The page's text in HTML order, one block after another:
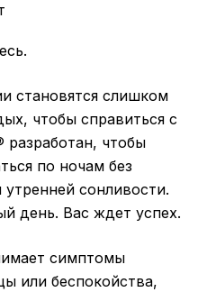
становятся слишком
чтобы справиться с
разработан, чтобы
по ночам без
сонливости.
день. Вас ждет успех.
симптомы
или беспокойства,